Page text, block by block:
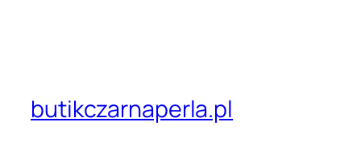
butikczarnaperla.pl